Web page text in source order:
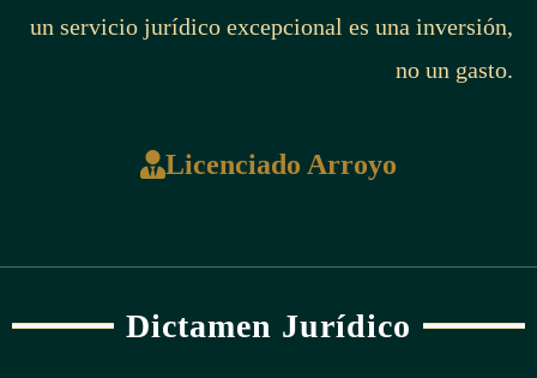
un servicio jurídico excepcional es una inversión,
no un gasto.
Licenciado Arroyo
Dictamen Jurídico